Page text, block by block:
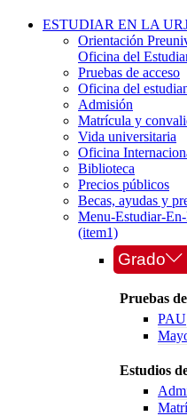
ESTUDIAR EN LA
Orientación
Oficina del
Pruebas de acceso
Oficina del
Admisión
Matrícula y
Vida universitaria
Oficina
Biblioteca
Precios públicos
Becas, ayudas y
Menu-Estudiar-
(item1)
Grado
Pruebas
PAU
Estudios